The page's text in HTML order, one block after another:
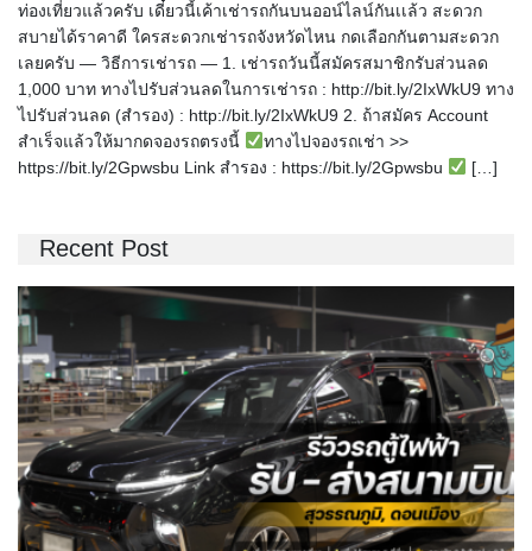
Search
for:
ท่องเที่ยวแล้วครับ เดี๋ยวนี้เค้าเช่ารถกันบนออน์ไลน์กันเเล้ว สะดวก
สบายได้ราคาดี ใครสะดวกเช่ารถจังหวัดไหน กดเลือกกันตามสะดวก
เลยครับ — วิธีการเช่ารถ — 1. เช่ารถวันนี้สมัครสมาชิกรับส่วนลด
1,000 บาท ทางไปรับส่วนลดในการเช่ารถ : http://bit.ly/2IxWkU9 ทาง
ไปรับส่วนลด (สำรอง) : http://bit.ly/2IxWkU9 2. ถ้าสมัคร Account
สำเร็จแล้วให้มากดจองรถตรงนี้
ทางไปจองรถเช่า >>
https://bit.ly/2Gpwsbu Link สำรอง : https://bit.ly/2Gpwsbu
[…]
Recent Post